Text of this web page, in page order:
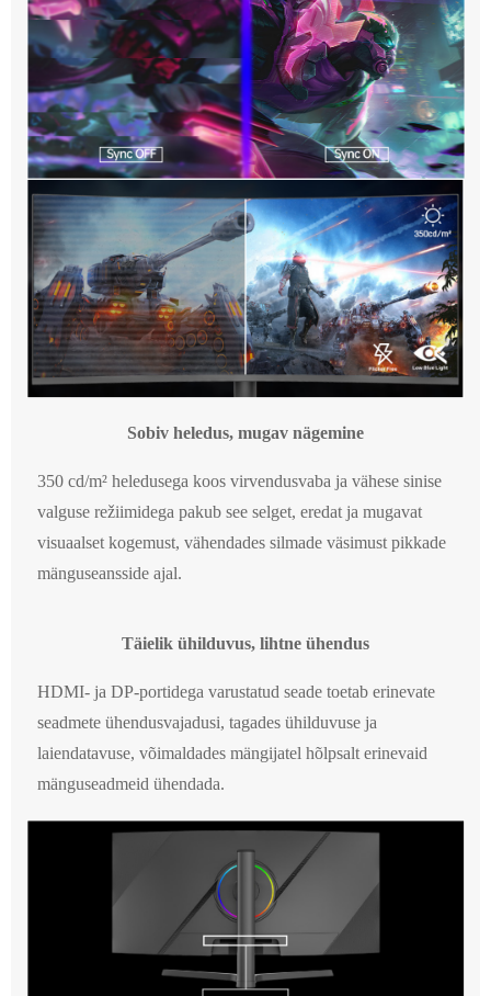
Sobiv heledus, mugav nägemine
350 cd/m² heledusega koos virvendusvaba ja vähese sinise
valguse režiimidega pakub see selget, eredat ja mugavat
visuaalset kogemust, vähendades silmade väsimust pikkade
mänguseansside ajal.
Täielik ühilduvus, lihtne ühendus
HDMI- ja DP-portidega varustatud seade toetab erinevate
seadmete ühendusvajadusi, tagades ühilduvuse ja
laiendatavuse, võimaldades mängijatel hõlpsalt erinevaid
mänguseadmeid ühendada.